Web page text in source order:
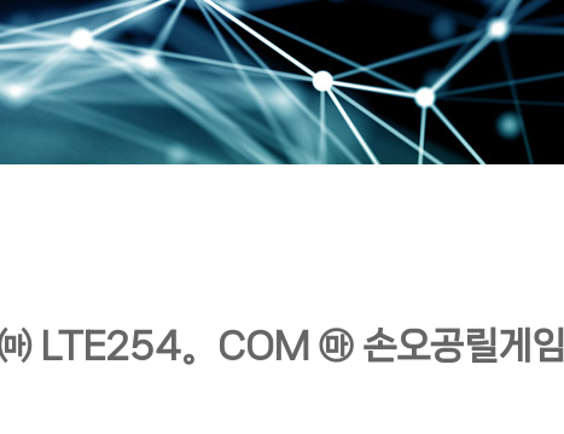
청소년 관련기사
LTE254。COM ㉲ 손오공릴게임